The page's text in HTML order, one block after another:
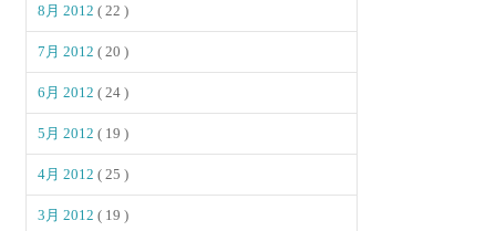
8月 2012( 22 )
7月 2012( 20 )
6月 2012( 24 )
5月 2012( 19 )
4月 2012( 25 )
3月 2012( 19 )